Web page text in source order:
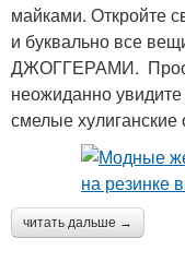
майками. Откройте
и буквально все
ДЖОГГЕРАМИ.
неожиданно
смелые хулиганские
читать дальше →